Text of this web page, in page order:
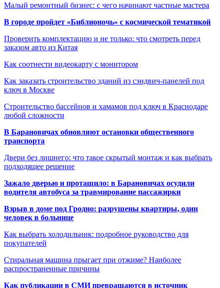
Малый ремонтный бизнес: с чего начинают частные мастера
В городе пройдет «Библионочь» с космической тематикой
Проверить комплектацию и не только: что смотреть перед
заказом авто из Китая
Как соотнести видеокарту с монитором
Как заказать строительство зданий из сэндвич-панелей под
ключ в Москве
Строительство бассейнов и хамамов под ключ в Краснодаре
любой сложности
В Барановичах обновляют остановки общественного
транспорта
Двери без лишнего: что такое скрытый монтаж и как выбрать
подходящее решение
Зажало дверью и протащило: в Барановичах осудили
водителя автобуса за травмирование пассажирки
Взрыв в доме под Гродно: разрушены квартиры, один
человек в больнице
Как выбрать холодильник: подробное руководство для
покупателей
Стиральная машина прыгает при отжиме? Наиболее
распространенные причины
Как публикации в СМИ превращаются в источник